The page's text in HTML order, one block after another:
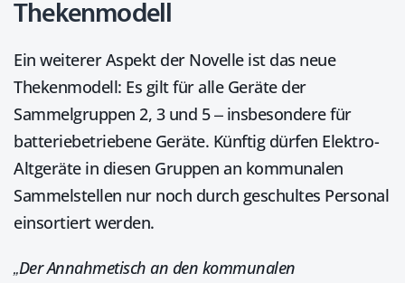
Thekenmodell
Ein weiterer Aspekt der Novelle ist das neue
Thekenmodell: Es gilt für alle Geräte der
Sammelgruppen 2, 3 und 5 – insbesondere für
batteriebetriebene Geräte. Künftig dürfen Elektro-
Altgeräte in diesen Gruppen an kommunalen
Sammelstellen nur noch durch geschultes Personal
einsortiert werden.
„Der Annahmetisch an den kommunalen